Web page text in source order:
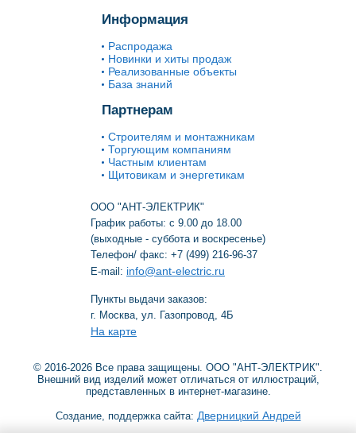
Информация
Распродажа
Новинки и хиты продаж
Реализованные объекты
База знаний
Партнерам
Строителям и монтажникам
Торгующим компаниям
Частным клиентам
Щитовикам и энергетикам
ООО "АНТ-ЭЛЕКТРИК"
График работы: с 9.00 до 18.00
(выходные - суббота и воскресенье)
Телефон/ факс: +7 (499) 216-96-37
E-mail: info@ant-electric.ru
Пункты выдачи заказов:
г. Москва, ул. Газопровод, 4Б
На карте
© 2016-2026 Все права защищены. ООО "АНТ-ЭЛЕКТРИК".
Внешний вид изделий может отличаться от иллюстраций,
представленных в интернет-магазине.
Создание, поддержка сайта: Дверницкий Андрей